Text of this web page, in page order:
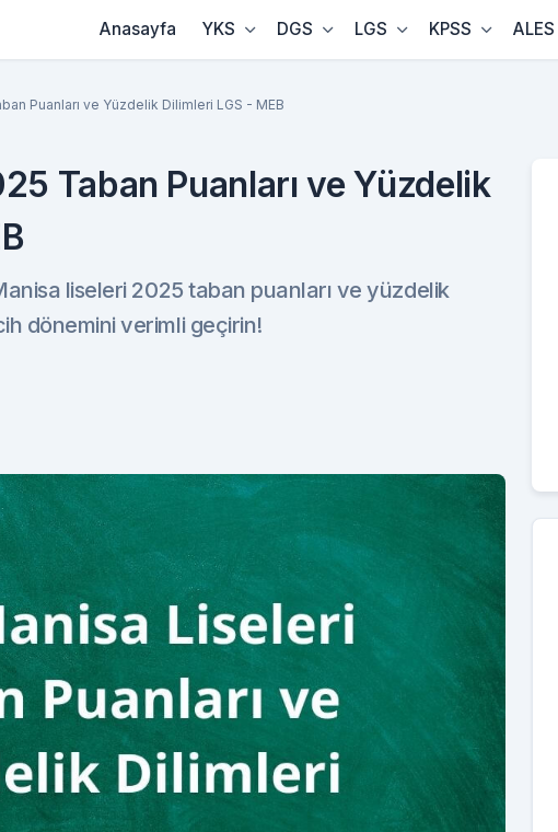
Anasayfa YKS DGS LGS KPSS ALES
Puanları ve Yüzdelik Dilimleri LGS - MEB
Taban Puanları ve Yüzdelik
liseleri 2025 taban puanları ve yüzdelik
dönemini verimli geçirin!